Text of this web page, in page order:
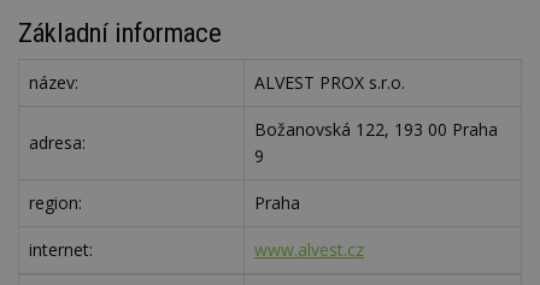
Základní informace
název: ALVEST PROX s.r.o.
adresa:
Božanovská 122, 193 00 Praha
9
region: Praha
internet: www.alvest.cz